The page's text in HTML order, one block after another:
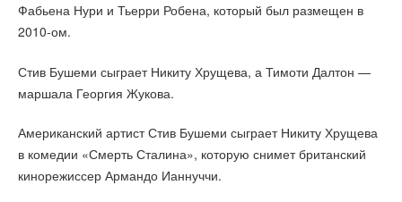
Фабьена Нури и Тьерри Робена, который был размещен в
2010-ом.
Стив Бушеми сыграет Никиту Хрущева, а Тимоти Далтон —
маршала Георгия Жукова.
Американский артист Стив Бушеми сыграет Никиту Хрущева
в комедии «Смерть Сталина», которую снимет британский
кинорежиссер Армандо Ианнуччи.